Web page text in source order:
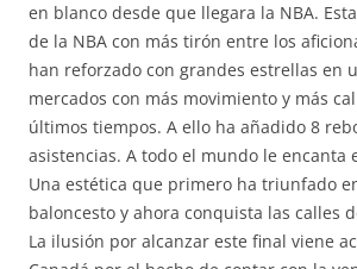
en blanco desde que llegara la NBA.
de la NBA con más tirón entre los
han reforzado con grandes estrellas en
mercados con más movimiento y más
últimos tiempos. A ello ha añadido 8
asistencias. A todo el mundo le encanta
Una estética que primero ha triunfado
baloncesto y ahora conquista las calles
La ilusión por alcanzar este final viene